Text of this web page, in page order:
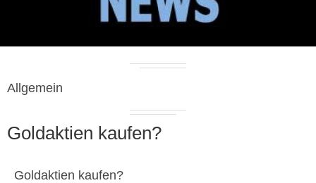
Allgemein
Goldaktien kaufen?
Goldaktien kaufen?